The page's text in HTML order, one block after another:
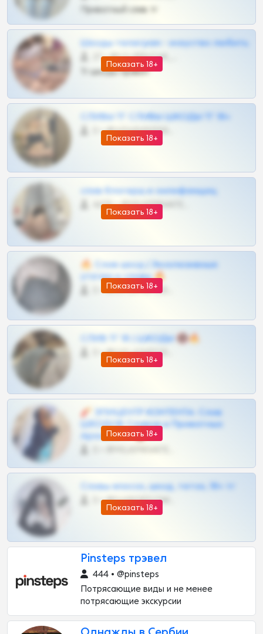
Приватный слив тг
Показать 18+
Шкоды телеграм - искуство любить
27 •
Тг шкоды приват
Показать 18+
СЛИВЫ ТГ СЛИВЫ ШКОДЫ ТГ 18+
0 •
Показать 18+
слив блогерш и онлифанщиц
4675 •
Показать 18+
🔥 Слив шкод | Эксклюзивные
утечки и сливы 🔥
0 •
Показать 18+
СЛИВ ТГ 18 | ШКОДЫ 🔞🔥
0 •
Показать 18+
🧨 ЭПИЦЕНТР КОНТЕНТА: Слив
ШКОДОВ Сливов и Приватных
Архивов ТГ 🔞💎
Показать 18+
Сливы вписок, шкод, теток, 18+ тг
0 •
Pinsteps трэвел
444 • @pinsteps
Потрясающие виды и не менее
потрясающие экскурсии